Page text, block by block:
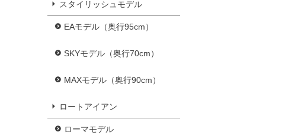
スタイリッシュモデル
EAモデル（奥行95cm）
SKYモデル（奥行70cm）
MAXモデル（奥行90cm）
ロートアイアン
ローマモデル